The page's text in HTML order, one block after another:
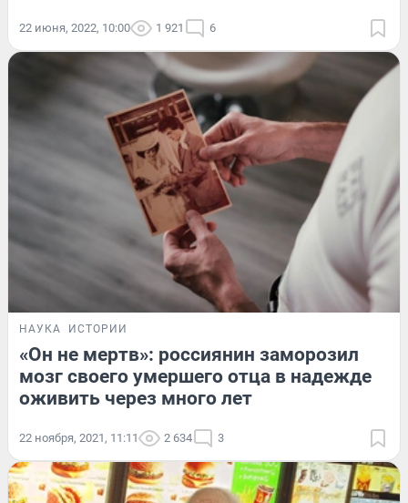
22 июня, 2022, 10:00 1 921 6
НАУКА ИСТОРИИ
«Он не мертв»: россиянин заморозил
мозг своего умершего отца в надежде
оживить через много лет
22 ноября, 2021, 11:11 2 634 3